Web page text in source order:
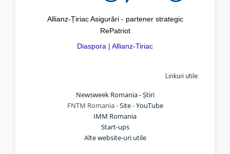
Allianz-Țiriac Asigurări - partener strategic
RePatriot
Diaspora | Allianz-Tiriac
Linkuri utile:
Newsweek Romania - Știri
FNTM Romania -Site-YouTube
IMM Romania
Start-ups
Alte website-uri utile